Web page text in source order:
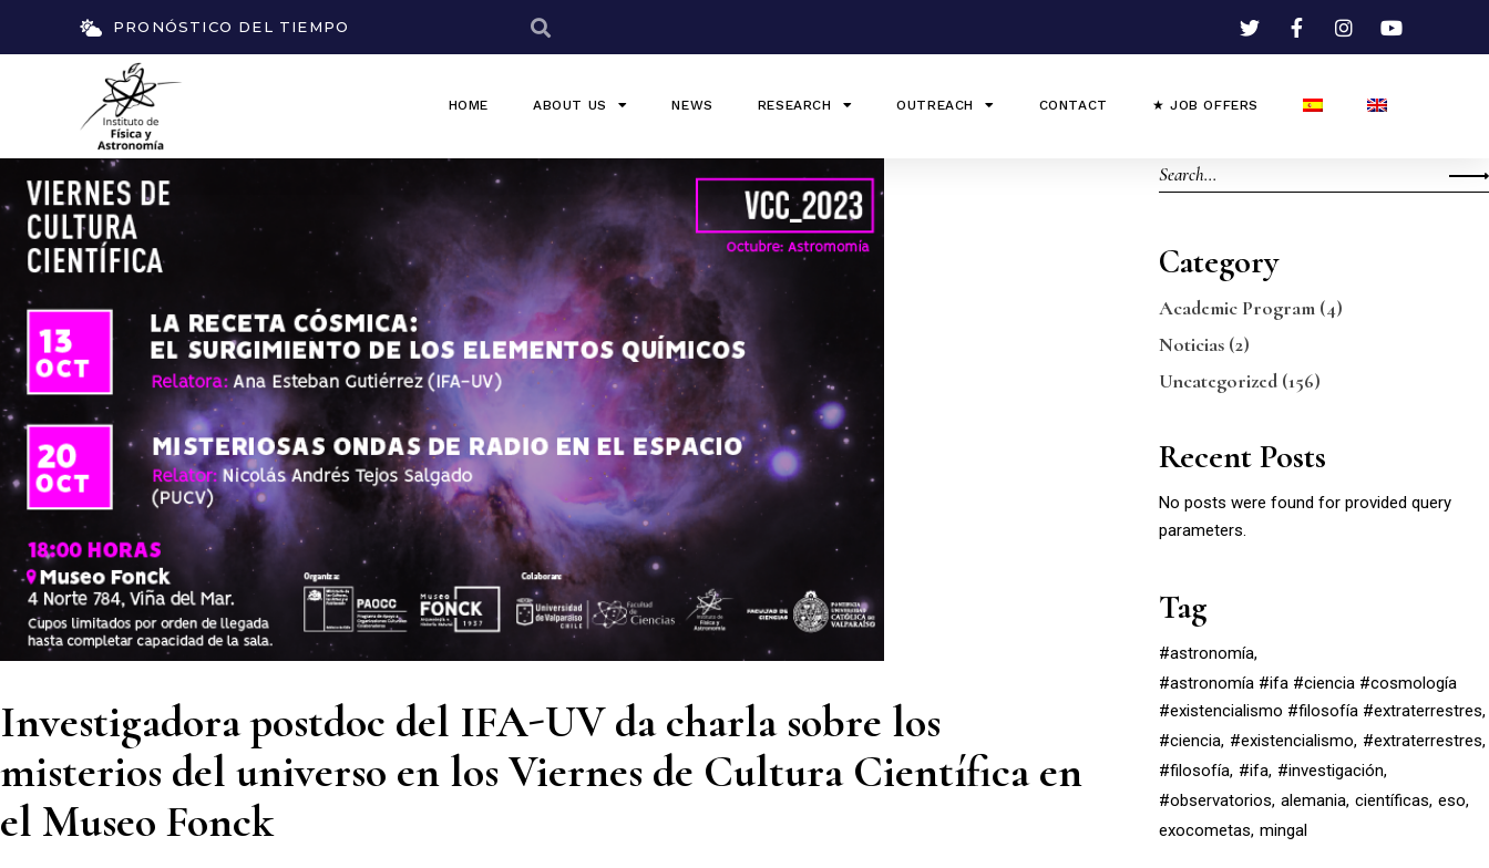
PRONÓSTICO DEL TIEMPO
HOME ABOUT US NEWS RESEARCH OUTREACH CONTACT ★ JOB OFFERS
Investigadora postdoc del IFA-UV da charla sobre los
misterios del universo en los Viernes de Cultura Científica en
el Museo Fonck
Category
Academic Program(4)
Noticias(2)
Uncategorized(156)
Recent Posts
No posts were found for provided query
parameters.
Tag
#astronomía
#astronomía #ifa #ciencia #cosmología
#existencialismo #filosofía #extraterrestres
#ciencia #existencialismo #extraterrestres
#filosofía #ifa #investigación
#observatorios alemania científicas eso
exocometas mingal